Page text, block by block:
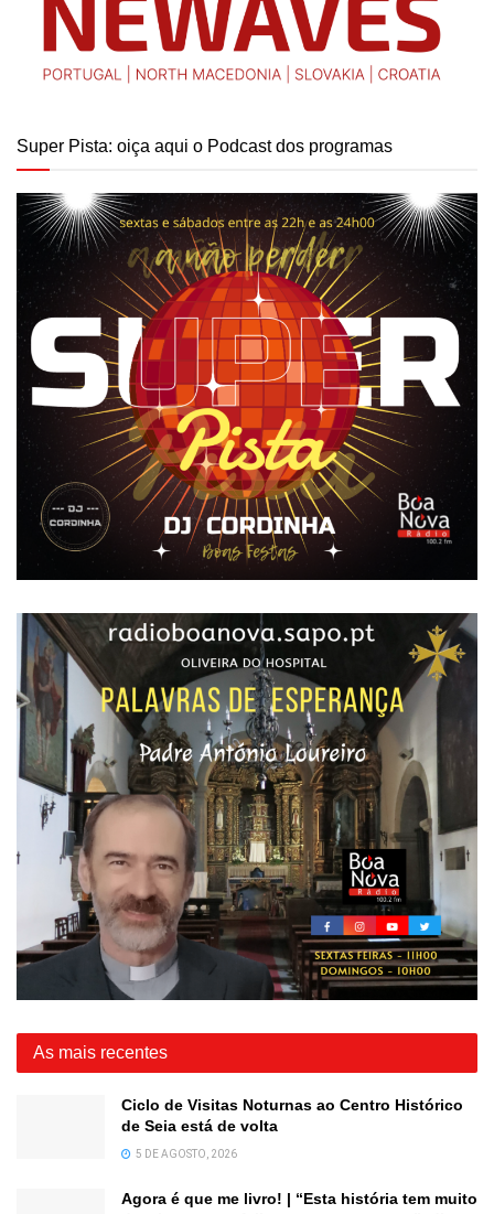
Super Pista: oiça aqui o Podcast dos programas
As mais recentes
Ciclo de Visitas Noturnas ao Centro Histórico
de Seia está de volta
5 DE AGOSTO, 2026
Agora é que me livro! | “Esta história tem muito